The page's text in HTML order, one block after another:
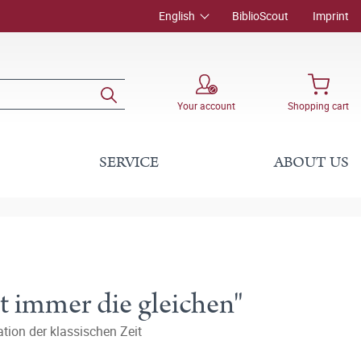
English BiblioScout Imprint
Your account Shopping cart
SERVICE ABOUT US
immer die gleichen"
der klassischen Zeit